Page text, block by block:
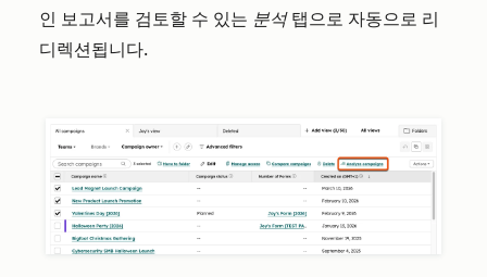
인 보고서를 검토할 수 있는 분석탭으로 자동으로 리
디렉션됩니다.